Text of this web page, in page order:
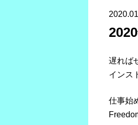
遅れば
インス
仕事始